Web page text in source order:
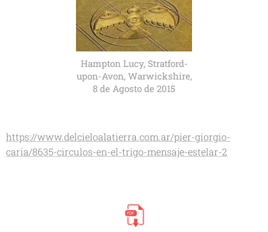
Hampton Lucy, Stratford-
upon-Avon, Warwickshire,
8 de Agosto de 2015
https://www.delcieloalatierra.com.ar/pier-giorgio-
caria/8635-circulos-en-el-trigo-mensaje-estelar-2